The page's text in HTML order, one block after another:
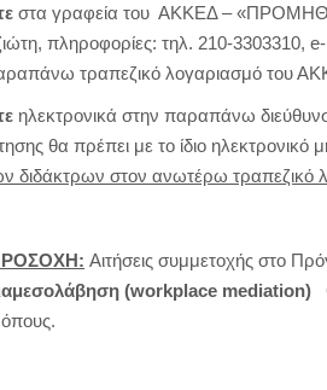
στα γραφεία του ΑΚΚΕΔ –
πληροφορίες: τηλ. 210-3303310,
τραπεζικό λογαριασμό του
ηλεκτρονικά στην παραπάνω
θα πρέπει με το ίδιο
διδάκτρων στον ανωτέρω τραπεζικό
Αιτήσεις συμμετοχής στο
(workplace mediation)